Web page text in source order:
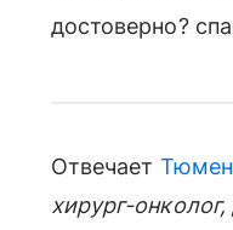
достоверно?
Отвечает
хирург-